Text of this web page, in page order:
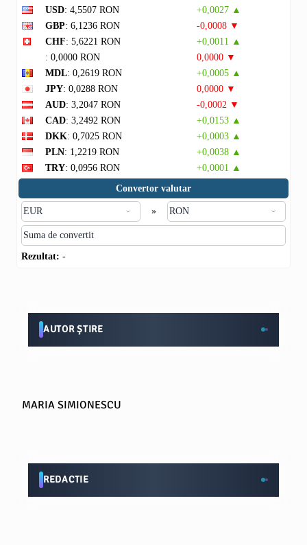
USD: 4,5507 RON
+0,0027 ▲
GBP: 6,1236 RON
-0,0008 ▼
CHF: 5,6221 RON
+0,0011 ▲
: 0,0000 RON
0,0000 ▼
MDL: 0,2619 RON
+0,0005 ▲
JPY: 0,0288 RON
0,0000 ▼
AUD: 3,2047 RON
-0,0002 ▼
CAD: 3,2492 RON
+0,0153 ▲
DKK: 0,7025 RON
+0,0003 ▲
PLN: 1,2219 RON
+0,0038 ▲
TRY: 0,0956 RON
+0,0001 ▲
Convertor valutar
»
Rezultat: -
AUTOR ȘTIRE
MARIA SIMIONESCU
REDACTIE